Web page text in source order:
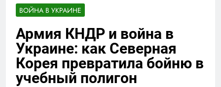
Чи можна
перевестися до
чеської школи
посеред
навчального року
2 Недели Спустя
Український бренд
Twice: сучасний
жіночий одяг,
4 Недели Спустя
ВОЙНА В УКРАИНЕ
Армия КНДР и война в
Украине: как Северная
Корея превратила бойню в
учебный полигон